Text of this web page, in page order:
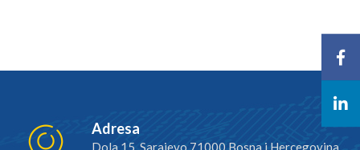
Adresa
Dola 15, Sarajevo 71000 Bosna i Hercegovina